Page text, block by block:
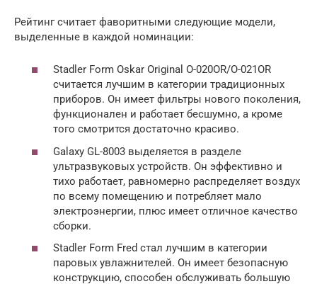
Рейтинг считает фаворитными следующие модели,
выделенные в каждой номинации:
Stadler Form Oskar Original O-020OR/O-021OR
считается лучшим в категории традиционных
приборов. Он имеет фильтры нового поколения,
функционален и работает бесшумно, а кроме
того смотрится достаточно красиво.
Galaxy GL-8003 выделяется в разделе
ультразвуковых устройств. Он эффективно и
тихо работает, равномерно распределяет воздух
по всему помещению и потребляет мало
электроэнергии, плюс имеет отличное качество
сборки.
Stadler Form Fred стал лучшим в категории
паровых увлажнителей. Он имеет безопасную
конструкцию, способен обслуживать большую